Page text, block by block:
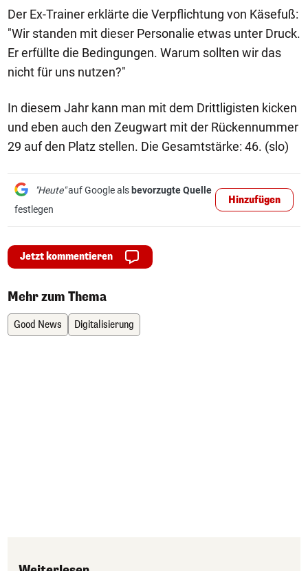
Der Ex-Trainer erklärte die Verpflichtung von Käsefuß:
"Wir standen mit dieser Personalie etwas unter Druck.
Er erfüllte die Bedingungen. Warum sollten wir das
nicht für uns nutzen?"
In diesem Jahr kann man mit dem Drittligisten kicken
und eben auch den Zeugwart mit der Rückennummer
29 auf den Platz stellen. Die Gesamtstärke: 46. (slo)
"Heute"auf Google als bevorzugte Quelle
festlegen
Hinzufügen
Jetzt kommentieren
Mehr zum Thema
Good News Digitalisierung